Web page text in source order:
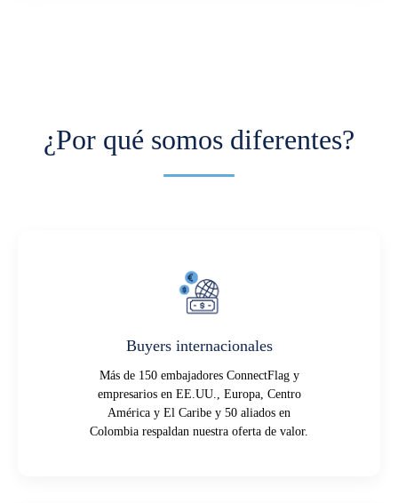
¿Por qué somos diferentes?
Buyers internacionales
Más de 150 embajadores ConnectFlag y
empresarios en EE.UU., Europa, Centro
América y El Caribe y 50 aliados en
Colombia respaldan nuestra oferta de valor.